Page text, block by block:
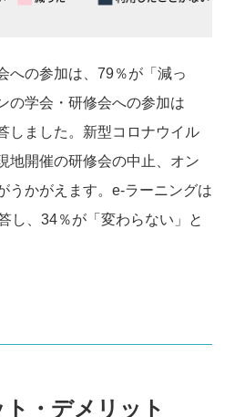
への参加は、79％が「減っ
の学会・研修会への参加は
しました。新型コロナウイル
地開催の研修会の中止、オン
うかがえます。e-ラーニングは
し、34％が「変わらない」と
・デメリット